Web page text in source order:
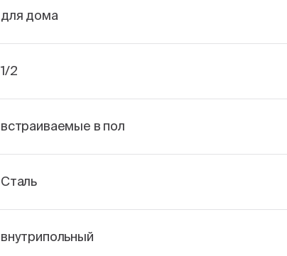
для дома
1/2
встраиваемые в пол
Сталь
внутрипольный